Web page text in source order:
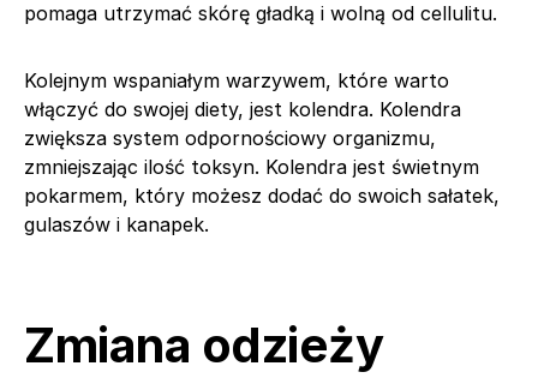
pomaga utrzymać skórę gładką i wolną od cellulitu.
Kolejnym wspaniałym warzywem, które warto
włączyć do swojej diety, jest kolendra. Kolendra
zwiększa system odpornościowy organizmu,
zmniejszając ilość toksyn. Kolendra jest świetnym
pokarmem, który możesz dodać do swoich sałatek,
gulaszów i kanapek.
Zmiana odzieży